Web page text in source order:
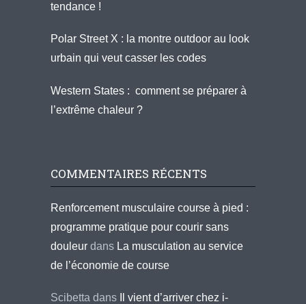
tendance !
Polar Street X : la montre outdoor au look
urbain qui veut casser les codes
Western States : comment se préparer à
l’extrême chaleur ?
COMMENTAIRES RÉCENTS
Renforcement musculaire course à pied :
programme pratique pour courir sans
douleur dans La musculation au service
de l’économie de course
Scibetta dans
Il vient d’arriver chez i-